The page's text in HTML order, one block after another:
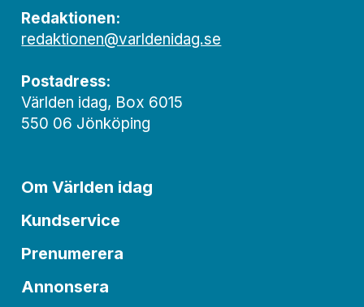
Redaktionen:
redaktionen@varldenidag.se
Postadress:
Världen idag, Box 6015
550 06 Jönköping
Om Världen idag
Kundservice
Prenumerera
Annonsera